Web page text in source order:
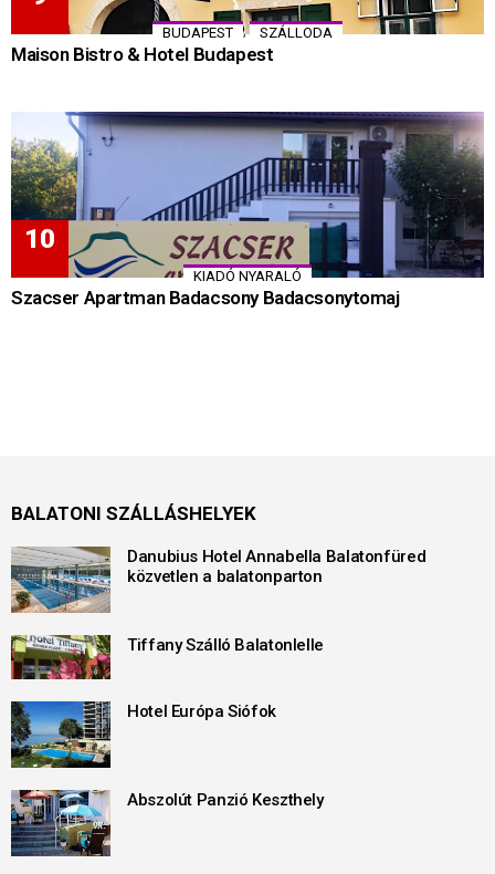
BUDAPEST , SZÁLLODA
Maison Bistro & Hotel Budapest
KIADÓ NYARALÓ
Szacser Apartman Badacsony Badacsonytomaj
BALATONI SZÁLLÁSHELYEK
Danubius Hotel Annabella Balatonfüred
közvetlen a balatonparton
Tiffany Szálló Balatonlelle
Hotel Európa Siófok
Abszolút Panzió Keszthely